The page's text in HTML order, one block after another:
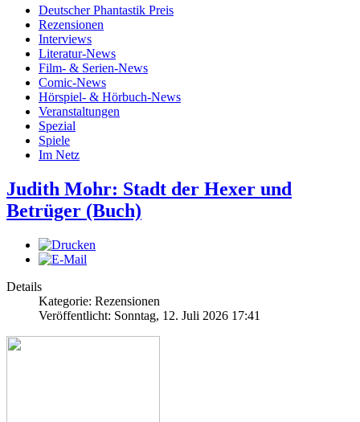
Deutscher Phantastik Preis
Rezensionen
Interviews
Literatur-News
Film- & Serien-News
Comic-News
Hörspiel- & Hörbuch-News
Veranstaltungen
Spezial
Spiele
Im Netz
Judith Mohr: Stadt der Hexer und
Betrüger (Buch)
Details
Kategorie: Rezensionen
Veröffentlicht: Sonntag, 12. Juli 2026 17:41